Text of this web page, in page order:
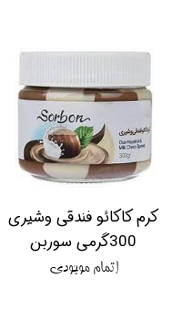
کرم کاکائو فندقی وشیری
300گرمی سوربن
اتمام موجودی